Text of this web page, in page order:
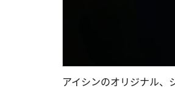
アイシンのオリジナル、